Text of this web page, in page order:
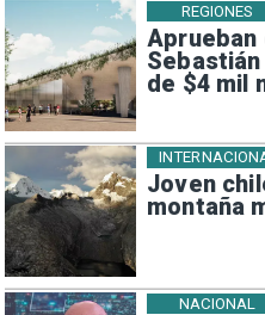
Aprueban
de $4 mil
REGIONES
Joven
montaña
NACIONAL